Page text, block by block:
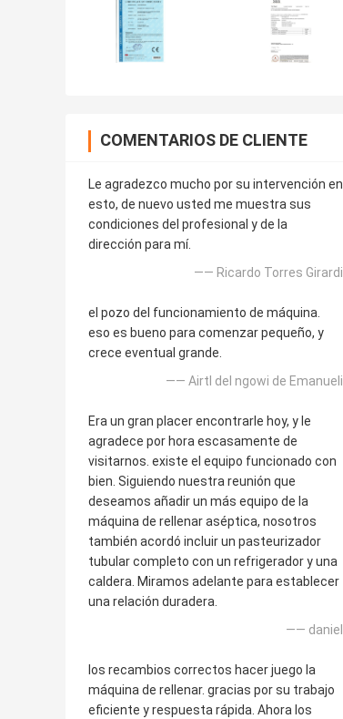
COMENTARIOS DE CLIENTE
Le agradezco mucho por su intervención en
esto, de nuevo usted me muestra sus
condiciones del profesional y de la
dirección para mí.
—— Ricardo Torres Girardi
el pozo del funcionamiento de máquina.
eso es bueno para comenzar pequeño, y
crece eventual grande.
—— Airtl del ngowi de Emanueli
Era un gran placer encontrarle hoy, y le
agradece por hora escasamente de
visitarnos. existe el equipo funcionado con
bien. Siguiendo nuestra reunión que
deseamos añadir un más equipo de la
máquina de rellenar aséptica, nosotros
también acordó incluir un pasteurizador
tubular completo con un refrigerador y una
caldera. Miramos adelante para establecer
una relación duradera.
—— daniel
los recambios correctos hacer juego la
máquina de rellenar. gracias por su trabajo
eficiente y respuesta rápida. Ahora los